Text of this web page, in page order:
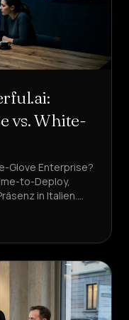
vs. White-
Glove Enterprise?
to-Deploy,
in Italien.